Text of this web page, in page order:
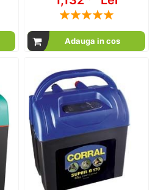
Rating:
Adauga in cos